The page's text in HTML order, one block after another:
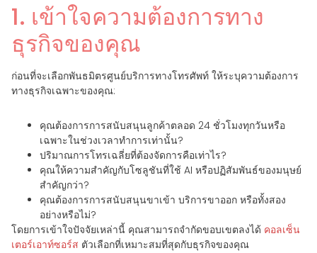
1. เข้าใจความต้องการทาง
ธุรกิจของคุณ
ก่อนที่จะเลือกพันธมิตรศูนย์บริการทางโทรศัพท์ ให้ระบุความต้องการ
ทางธุรกิจเฉพาะของคุณ:
คุณต้องการการสนับสนุนลูกค้าตลอด 24 ชั่วโมงทุกวันหรือ
เฉพาะในช่วงเวลาทำการเท่านั้น?
ปริมาณการโทรเฉลี่ยที่ต้องจัดการคือเท่าไร?
คุณให้ความสำคัญกับโซลูชันที่ใช้ AI หรือปฏิสัมพันธ์ของมนุษย์
สำคัญกว่า?
คุณต้องการการสนับสนุนขาเข้า บริการขาออก หรือทั้งสอง
อย่างหรือไม่?
โดยการเข้าใจปัจจัยเหล่านี้ คุณสามารถจำกัดขอบเขตลงได้ คอลเซ็น
เตอร์เอาท์ซอร์ส ตัวเลือกที่เหมาะสมที่สุดกับธุรกิจของคุณ